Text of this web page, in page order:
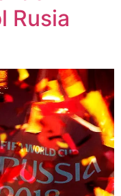
Rusia